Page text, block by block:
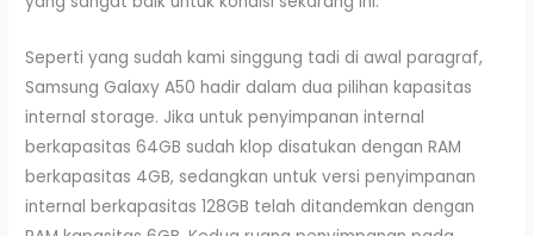
Seperti yang sudah kami singgung tadi di awal paragraf,
Samsung Galaxy A50 hadir dalam dua pilihan kapasitas
internal storage. Jika untuk penyimpanan internal
berkapasitas 64GB sudah klop disatukan dengan RAM
berkapasitas 4GB, sedangkan untuk versi penyimpanan
internal berkapasitas 128GB telah ditandemkan dengan